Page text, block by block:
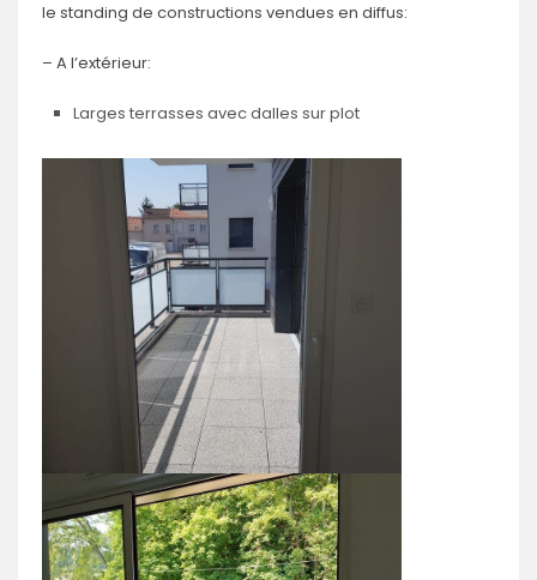
le standing de constructions vendues en diffus:
– A l’extérieur:
Larges terrasses avec dalles sur plot